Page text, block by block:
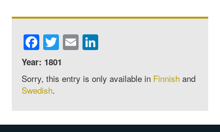
Facebook
Twitter
EmailLinkedIn
Year: 1801
Sorry, this entry is only available in Finnishand
Swedish.